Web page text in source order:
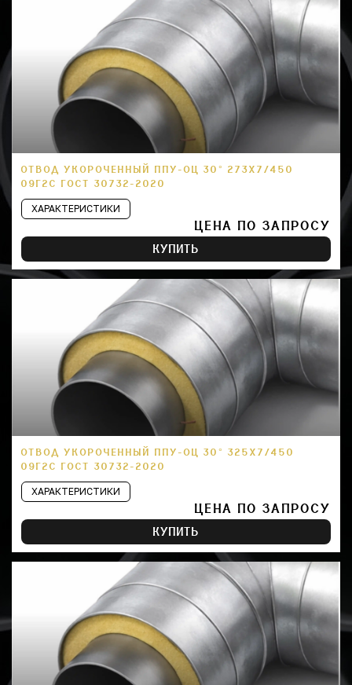
ОТВОД УКОРОЧЕННЫЙ ППУ-ОЦ 30° 273Х7/450
09Г2С ГОСТ 30732-2020
ХАРАКТЕРИСТИКИ
ЦЕНА ПО ЗАПРОСУ
КУПИТЬ
ОТВОД УКОРОЧЕННЫЙ ППУ-ОЦ 30° 325Х7/450
09Г2С ГОСТ 30732-2020
ХАРАКТЕРИСТИКИ
ЦЕНА ПО ЗАПРОСУ
КУПИТЬ